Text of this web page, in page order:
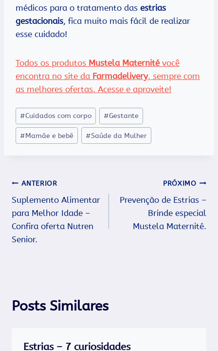
médicos para o tratamento das estrias
gestacionais, fica muito mais fácil de realizar
esse cuidado!
Todos os produtos Mustela Maternitévocê
encontra no site da Farmadelivery, sempre com
as melhores ofertas. Acesse e aproveite!
Tags
do
Post:
#Cuidados com corpo #Gestante
#Mamãe e bebê #Saúde da Mulher
Navegação
de
Post
ANTERIOR
Suplemento Alimentar
para Melhor Idade –
Confira oferta Nutren
Senior.
PRÓXIMO
Prevenção de Estrias –
Brinde especial
Mustela Maternité.
Posts Similares
Estrias – 7 curiosidades